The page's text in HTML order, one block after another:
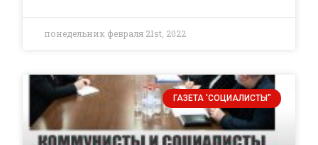
понедельник февраля 21st, 2022
ГАЗЕТА 'СОЦИАЛИСТЫ"